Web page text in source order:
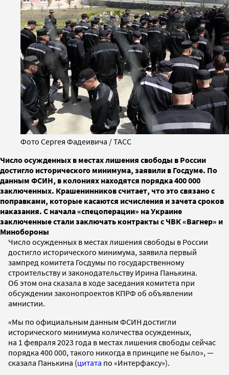
Фото Сергея Фадеивича / ТАСС
Число осужденных в местах лишения свободы в России
достигло исторического минимума, заявили в Госдуме. По
данным ФСИН, в колониях находятся порядка 400 000
заключенных. Крашенинников считает, что это связано с
поправками, которые касаются исчисления и зачета сроков
наказания. С начала «спецоперации» на Украине
заключенные стали заключать контракты с ЧВК «Вагнер» и
Минобороны
Число осужденных в местах лишения свободы в России
достигло исторического минимума, заявила первый
зампред комитета Госдумы по государственному
строительству и законодательству Ирина Панькина.
Об этом она сказала в ходе заседания комитета при
обсуждении законопроектов КПРФ об объявлении
амнистии.
«Мы по официальным данным ФСИН достигли
исторического минимума количества осужденных,
на 1 февраля 2023 года в местах лишения свободы сейчас
порядка 400 000, такого никогда в принципе не было», —
сказала Панькина (цитата по «Интерфаксу»).